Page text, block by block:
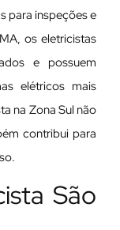
para inspeções e
os eletricistas
e possuem
elétricos mais
na Zona Sul não
contribui para
São